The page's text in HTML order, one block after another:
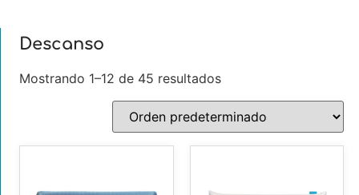
Descanso
Mostrando 1–12 de 45 resultados